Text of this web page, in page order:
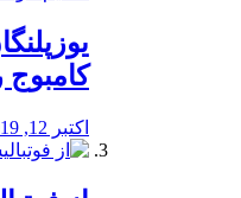
کامبوج
اکتبر 12, 2019